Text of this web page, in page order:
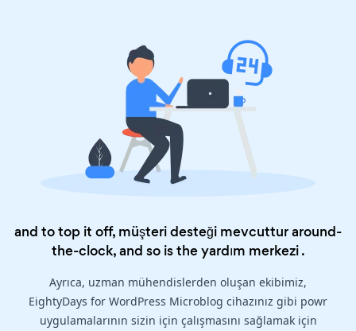
and to top it off, müşteri desteği mevcuttur around-
the-clock, and so is theyardım merkezi.
Ayrıca, uzman mühendislerden oluşan ekibimiz,
EightyDays for WordPress Microblog cihazınız gibi powr
uygulamalarının sizin için çalışmasını sağlamak için